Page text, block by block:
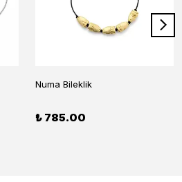
Numa Bileklik
₺ 785.00